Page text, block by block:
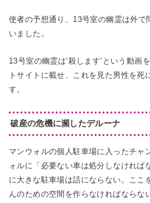
使者の予想通り、13号室の幽霊は外で
いました。
13号室の幽霊は’殺します’という動画
トサイトに載せ、これを見た男性を死
す。
破産の危機に瀕したデルーナ
マンウォルの個人駐車場に入ったチャ
ォルに「必要ない車は処分しなければ
に大きな駐車場は話にならない。ここ
んのための空間を作らなければならな